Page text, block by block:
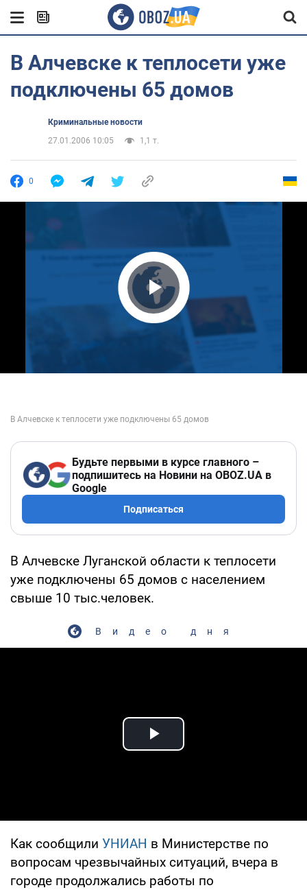
В Алчевске к теплосети уже
подключены 65 домов
Криминальные новости
27.01.2006 10:05
1,1 т.
0
Play Video
Будьте первыми в курсе главного –
подпишитесь на Новини на OBOZ.UA в
Google
Подписаться
В Алчевске Луганской области к теплосети
уже подключены 65 домов с населением
свыше 10 тыс.человек.
Видео дня
Play Video
Как сообщили УНИАН в Министерстве по
вопросам чрезвычайных ситуаций, вчера в
городе продолжались работы по